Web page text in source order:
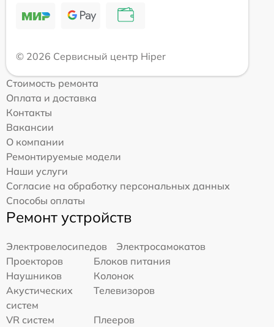
© 2026 Сервисный центр Hiper
Стоимость ремонта
Оплата и доставка
Контакты
Вакансии
О компании
Ремонтируемые модели
Наши услуги
Согласие на обработку персональных данных
Способы оплаты
Ремонт устройств
Электровелосипедов
Электросамокатов
Проекторов
Блоков питания
Наушников
Колонок
Акустических
систем
Телевизоров
VR систем
Плееров